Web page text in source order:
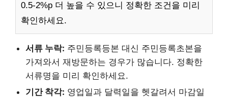
0.5-2%p 더 높을 수 있으니 정확한 조건을 미리
확인하세요.
서류 누락: 주민등록등본 대신 주민등록초본을
가져와서 재방문하는 경우가 많습니다. 정확한
서류명을 미리 확인하세요.
기간 착각: 영업일과 달력일을 헷갈려서 마감일